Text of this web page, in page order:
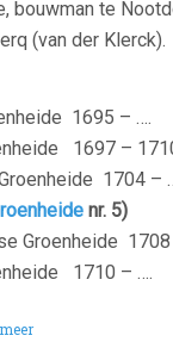
bouwman te
(van der Klerck).
1695 – ….
1697 –
1704 –
nr. 5)
Groenheide
1710 – ….